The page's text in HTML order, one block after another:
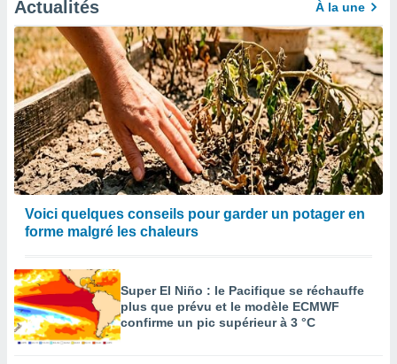
Actualités À la une
Voici quelques conseils pour garder un potager en
forme malgré les chaleurs
Super El Niño : le Pacifique se réchauffe
plus que prévu et le modèle ECMWF
confirme un pic supérieur à 3 °C